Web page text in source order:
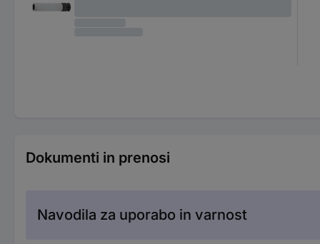
Dokumenti in prenosi
Navodila za uporabo in varnost